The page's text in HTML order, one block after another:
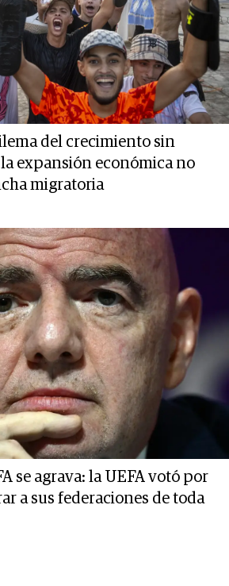
del crecimiento sin
expansión económica no
migratoria
se agrava: la UEFA votó por
a sus federaciones de toda